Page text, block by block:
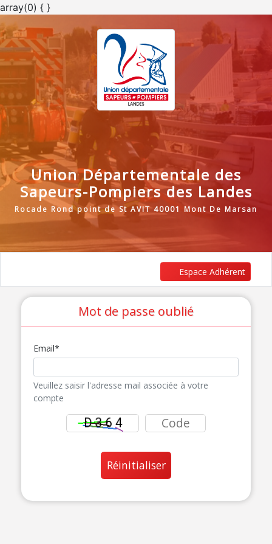
array(0) { }
Union Départementale des
Sapeurs-Pompiers des Landes
Rocade Rond point de St AVIT 40001 Mont De Marsan
Espace Adhérent
Mot de passe oublié
Email*
Veuillez saisir l'adresse mail associée à votre
compte
Réinitialiser